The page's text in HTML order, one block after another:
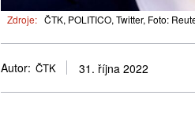
Zdroje: ČTK, POLITICO, Twitter, Foto:
Autor: ČTK 31. října 2022